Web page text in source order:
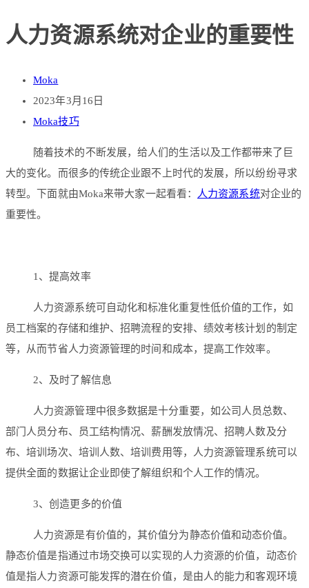
人力资源系统对企业的重要性
Moka
2023年3月16日
Moka技巧
随着技术的不断发展，给人们的生活以及工作都带来了巨
大的变化。而很多的传统企业跟不上时代的发展，所以纷纷寻求
转型。下面就由Moka来带大家一起看看：
人力资源系统对企业的
重要性。
1、提高效率
人力资源系统可自动化和标准化重复性低价值的工作，如
员工档案的存储和维护、招聘流程的安排、绩效考核计划的制定
等，从而节省人力资源管理的时间和成本，提高工作效率。
2、及时了解信息
人力资源管理中很多数据是十分重要，如公司人员总数、
部门人员分布、员工结构情况、薪酬发放情况、招聘人数及分
布、培训场次、培训人数、培训费用等，人力资源管理系统可以
提供全面的数据让企业即使了解组织和个人工作的情况。
3、创造更多的价值
人力资源是有价值的，其价值分为静态价值和动态价值。
静态价值是指通过市场交换可以实现的人力资源的价值，动态价
值是指人力资源可能发挥的潜在价值，是由人的能力和客观环境